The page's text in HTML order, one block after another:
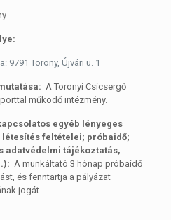
9791 Torony, Újvári u. 1
A Toronyi Csicsergő
működő intézmény.
egyéb lényeges
feltételei; próbaidő;
adatvédelmi tájékoztatás,
A munkáltató 3 hónap próbaidő
és fenntartja a pályázat
jogát.